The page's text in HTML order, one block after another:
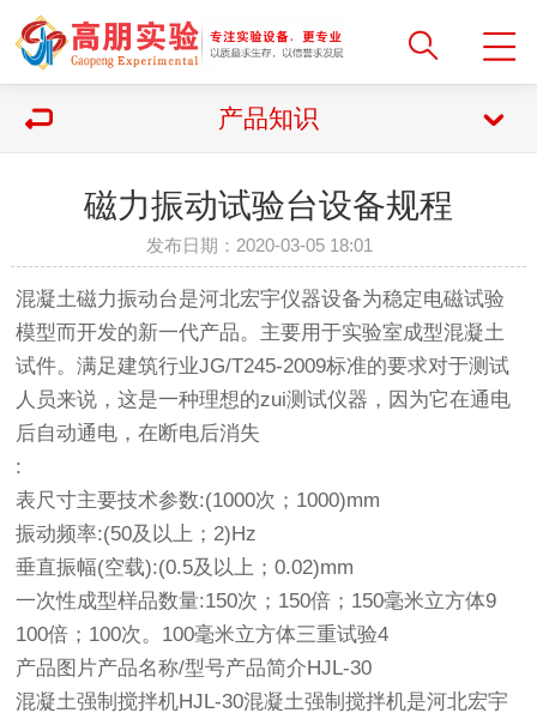
产品知识
磁力振动试验台设备规程
发布日期：2020-03-05 18:01
混凝土磁力振动台是河北宏宇仪器设备为稳定电磁试验
模型而开发的新一代产品。主要用于实验室成型混凝土
试件。满足建筑行业JG/T245-2009标准的要求对于测试
人员来说，这是一种理想的zui测试仪器，因为它在通电
后自动通电，在断电后消失
:
表尺寸主要技术参数:(1000次；1000)mm
振动频率:(50及以上；2)Hz
垂直振幅(空载):(0.5及以上；0.02)mm
一次性成型样品数量:150次；150倍；150毫米立方体9
100倍；100次。100毫米立方体三重试验4
产品图片产品名称/型号产品简介HJL-30
混凝土强制搅拌机HJL-30混凝土强制搅拌机是河北宏宇